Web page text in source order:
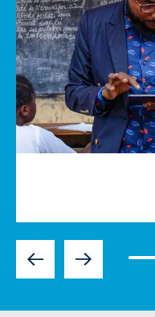
Previous Next